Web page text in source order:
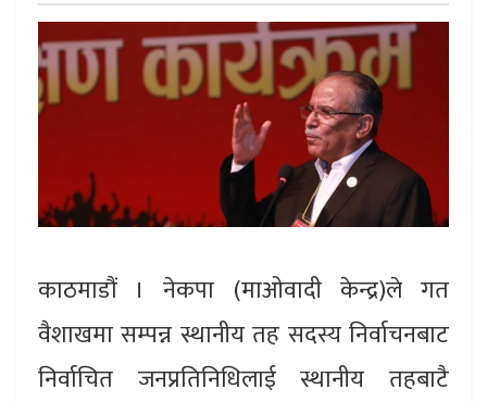
काठमाडौं । नेकपा (माओवादी केन्द्र)ले गत
वैशाखमा सम्पन्न स्थानीय तह सदस्य निर्वाचनबाट
निर्वाचित जनप्रतिनिधिलाई स्थानीय तहबाटै